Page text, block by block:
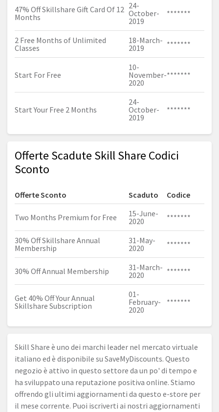
47% Off Skillshare Gift Card Of 12
Months
24-
October-
2019
*******
2 Free Months of Unlimited
Classes
18-March-
2019
*******
Start For Free
10-
November-
2020
*******
Start Your Free 2 Months
24-
October-
2019
*******
Offerte Scadute Skill Share Codici
Sconto
Offerte Sconto Scaduto Codice
Two Months Premium for Free
15-June-
2020
*******
30% Off Skillshare Annual
Membership
31-May-
2020
*******
30% Off Annual Membership
31-March-
2020
*******
Get 40% Off Your Annual
Skillshare Subscription
01-
February-
2020
*******
Skill Share è uno dei marchi leader nel mercato virtuale
italiano ed è disponibile su SaveMyDiscounts. Questo
negozio è attivo in questo settore da un po' di tempo e
ha sviluppato una reputazione positiva online. Stiamo
offrendo gli ultimi aggiornamenti da questo e-store per
il mese corrente. Puoi iscriverti ai nostri aggiornamenti